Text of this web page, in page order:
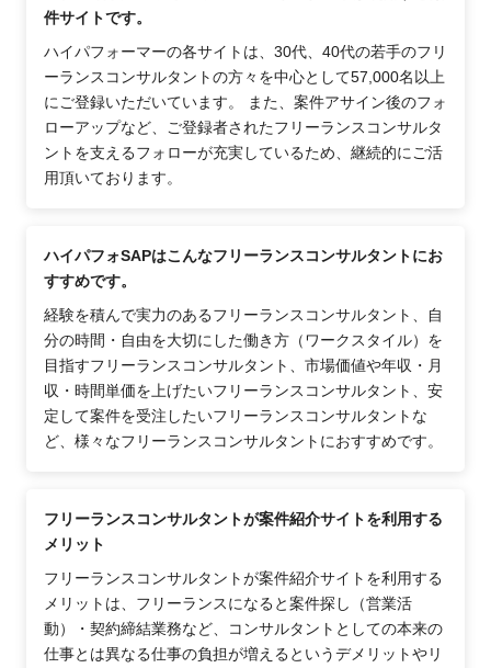
件サイトです。
ハイパフォーマーの各サイトは、30代、40代の若手のフリ
ーランスコンサルタントの方々を中心として57,000名以上
にご登録いただいています。 また、案件アサイン後のフォ
ローアップなど、ご登録者されたフリーランスコンサルタ
ントを支えるフォローが充実しているため、継続的にご活
用頂いております。
ハイパフォSAPはこんなフリーランスコンサルタントにお
すすめです。
経験を積んで実力のあるフリーランスコンサルタント、自
分の時間・自由を大切にした働き方（ワークスタイル）を
目指すフリーランスコンサルタント、市場価値や年収・月
収・時間単価を上げたいフリーランスコンサルタント、安
定して案件を受注したいフリーランスコンサルタントな
ど、様々なフリーランスコンサルタントにおすすめです。
フリーランスコンサルタントが案件紹介サイトを利用する
メリット
フリーランスコンサルタントが案件紹介サイトを利用する
メリットは、フリーランスになると案件探し（営業活
動）・契約締結業務など、コンサルタントとしての本来の
仕事とは異なる仕事の負担が増えるというデメリットやリ